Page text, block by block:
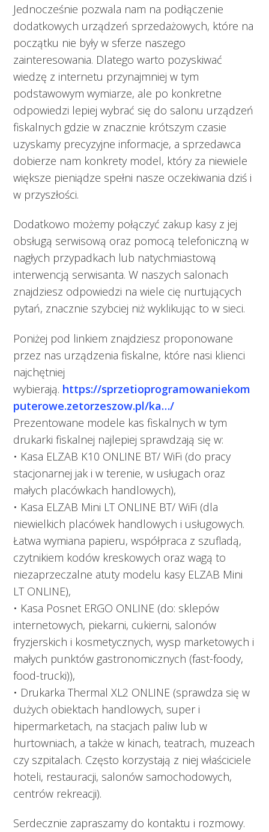
Jednocześnie pozwala nam na podłączenie
dodatkowych urządzeń sprzedażowych, które na
początku nie były w sferze naszego
zainteresowania. Dlatego warto pozyskiwać
wiedzę z internetu przynajmniej w tym
podstawowym wymiarze, ale po konkretne
odpowiedzi lepiej wybrać się do salonu urządzeń
fiskalnych gdzie w znacznie krótszym czasie
uzyskamy precyzyjne informacje, a sprzedawca
dobierze nam konkrety model, który za niewiele
większe pieniądze spełni nasze oczekiwania dziś i
w przyszłości.
Dodatkowo możemy połączyć zakup kasy z jej
obsługą serwisową oraz pomocą telefoniczną w
nagłych przypadkach lub natychmiastową
interwencją serwisanta. W naszych salonach
znajdziesz odpowiedzi na wiele cię nurtujących
pytań, znacznie szybciej niż wyklikując to w sieci.
Poniżej pod linkiem znajdziesz proponowane
przez nas urządzenia fiskalne, które nasi klienci
najchętniej
wybierają. https://sprzetioprogramowaniekom
puterowe.zetorzeszow.pl/ka…/
Prezentowane modele kas fiskalnych w tym
drukarki fiskalnej najlepiej sprawdzają się w:
• Kasa ELZAB K10 ONLINE BT/ WiFi (do pracy
stacjonarnej jak i w terenie, w usługach oraz
małych placówkach handlowych),
• Kasa ELZAB Mini LT ONLINE BT/ WiFi (dla
niewielkich placówek handlowych i usługowych.
Łatwa wymiana papieru, współpraca z szufladą,
czytnikiem kodów kreskowych oraz wagą to
niezaprzeczalne atuty modelu kasy ELZAB Mini
LT ONLINE),
• Kasa Posnet ERGO ONLINE (do: sklepów
internetowych, piekarni, cukierni, salonów
fryzjerskich i kosmetycznych, wysp marketowych i
małych punktów gastronomicznych (fast-foody,
food-trucki)),
• Drukarka Thermal XL2 ONLINE (sprawdza się w
dużych obiektach handlowych, super i
hipermarketach, na stacjach paliw lub w
hurtowniach, a także w kinach, teatrach, muzeach
czy szpitalach. Często korzystają z niej właściciele
hoteli, restauracji, salonów samochodowych,
centrów rekreacji).
Serdecznie zapraszamy do kontaktu i rozmowy.